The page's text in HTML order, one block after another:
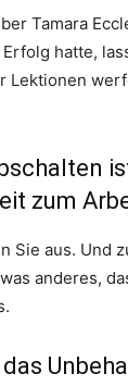
Tamara
hatte,
Lektionen
zum
Sie aus. Und
anderes,